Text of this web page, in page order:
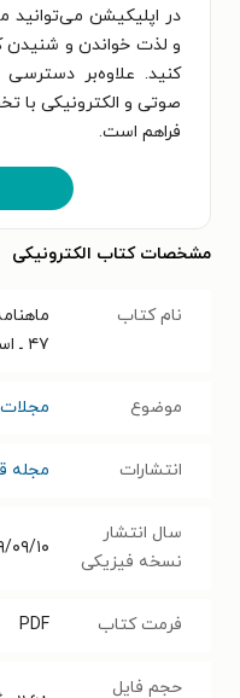
در اپلیکیشن
و لذت خواندن و شنیدن
کنید. علاوه‌بر
صوتی و الکترونیکی با
فراهم است.
مشخصات کتاب الکترونیکی
نام کتاب
۴۷ ـ اسفند ۱۳۹۲ و فروردین ۱۳۹۳
موضوع
انتشارات مجله
سال انتشار
نسخه فیزیکی
۱۳۹۹/
فرمت کتاب PDF
حجم فایل